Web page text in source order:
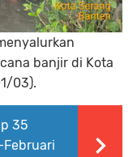
banjir di Kota
03).
35